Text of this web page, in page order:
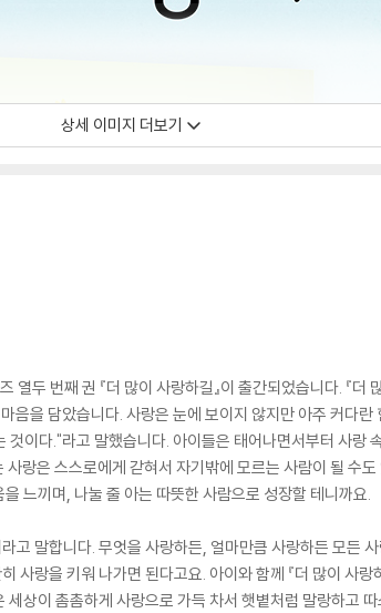
상세 이미지 더보기
두 번째 권 『더 많이 사랑하길』이 출간되었습니다. 『더
을 담았습니다. 사랑은 눈에 보이지 않지만 아주 커다란
이다."라고 말했습니다. 아이들은 태어나면서부터 사랑
랑은 스스로에게 갇혀서 자기밖에 모르는 사람이 될 수
느끼며, 나눌 줄 아는 따뜻한 사람으로 성장할 테니까요.
고 말합니다. 무엇을 사랑하든, 얼마만큼 사랑하든 모든
랑을 키워 나가면 된다고요. 아이와 함께 『더 많이 사랑
상이 촘촘하게 사랑으로 가득 차서 햇볕처럼 말랑하고